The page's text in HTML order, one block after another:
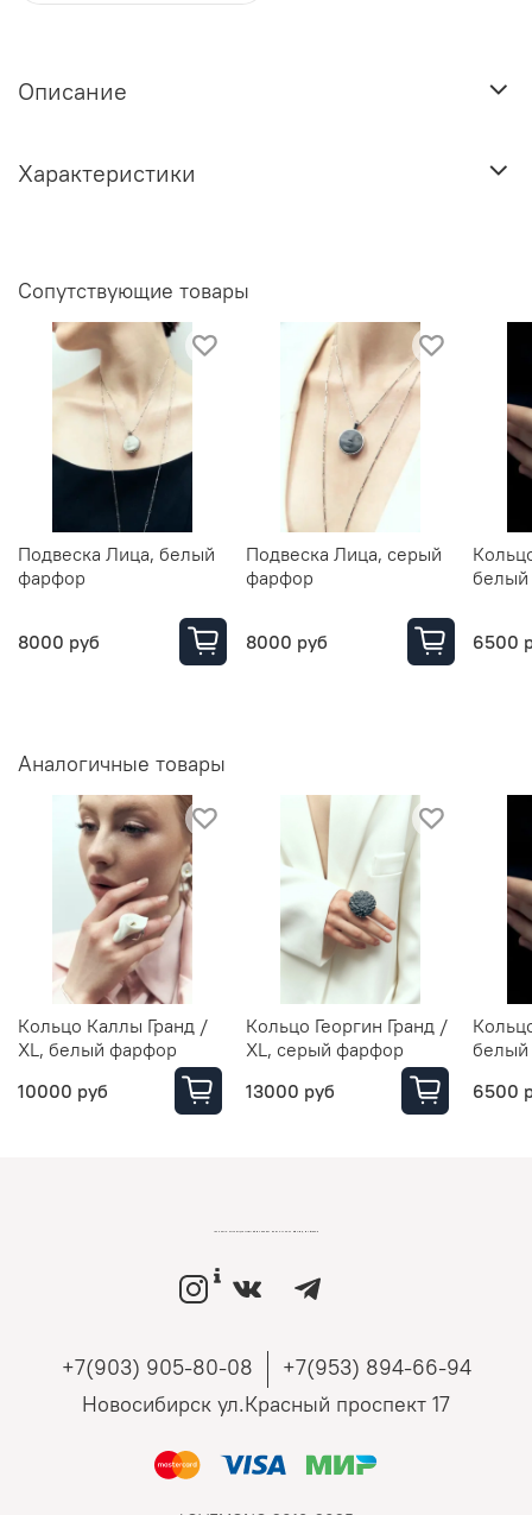
Описание
Характеристики
Сопутствующие товары
Подвеска Лица, белый
фарфор
8000 руб
Подвеска Лица, серый
фарфор
8000 руб 6500
Аналогичные товары
Кольцо Каллы Гранд /
XL, белый фарфор
10000 руб
Кольцо Георгин Гранд /
XL, серый фарфор
13000 руб
6500
+7(903) 905-80-08
+7(953) 894-66-94
Новосибирск ул.Красный проспект 17